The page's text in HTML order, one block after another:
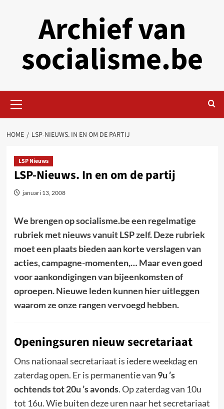
Archief van
socialisme.be
Menu
HOME LSP-NIEUWS. IN EN OM DE PARTIJ
LSP Nieuws
LSP-Nieuws. In en om de partij
januari 13, 2008
We brengen op socialisme.be een regelmatige
rubriek met nieuws vanuit LSP zelf. Deze rubriek
moet een plaats bieden aan korte verslagen van
acties, campagne-momenten,… Maar even goed
voor aankondigingen van bijeenkomsten of
oproepen. Nieuwe leden kunnen hier uitleggen
waarom ze onze rangen vervoegd hebben.
Openingsuren nieuw secretariaat
Ons nationaal secretariaat is iedere weekdag en
zaterdag open. Er is permanentie van 9u ’s
ochtends tot 20u ’s avonds. Op zaterdag van 10u
tot 16u. Wie buiten deze uren naar het secretariaat